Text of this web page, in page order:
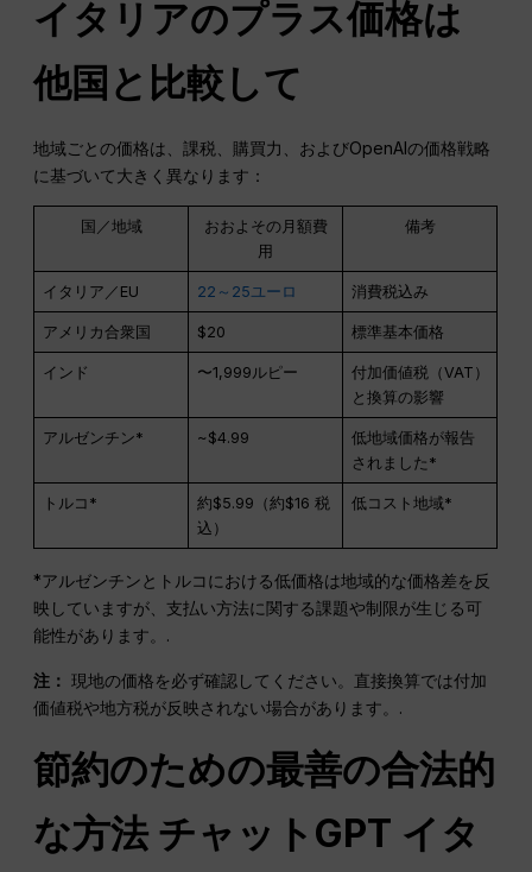
イタリアのプラス価格は
他国と比較して
地域ごとの価格は、課税、購買力、およびOpenAIの価格戦略
に基づいて大きく異なります：
国／地域
おおよその月額費
用
備考
イタリア／EU 22～25ユーロ 消費税込み
アメリカ合衆国 $20 標準基本価格
インド 〜1,999ルピー
付加価値税（VAT）
と換算の影響
アルゼンチン* ~$4.99
低地域価格が報告
されました*
トルコ*
約$5.99（約$16 税
込）
低コスト地域*
*アルゼンチンとトルコにおける低価格は地域的な価格差を反
映していますが、支払い方法に関する課題や制限が生じる可
能性があります。.
注： 現地の価格を必ず確認してください。直接換算では付加
価値税や地方税が反映されない場合があります。.
節約のための最善の合法的
な方法 チャットGPT イタ